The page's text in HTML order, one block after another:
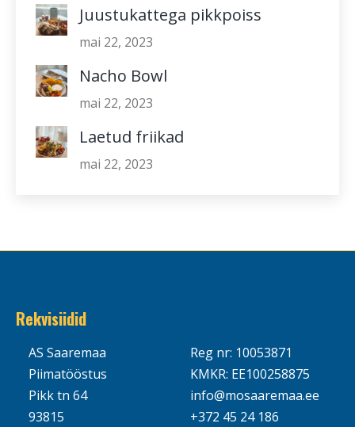
Juustukattega pikkpoiss
mai 22, 2023
Nacho Bowl
mai 22, 2023
Laetud friikad
mai 22, 2023
Rekvisiidid
AS Saaremaa
Piimatööstus
Pikk tn 64
93815
Reg nr: 10053871
KMKR: EE100258875
info@mosaaremaa.ee
+372 45 24 186